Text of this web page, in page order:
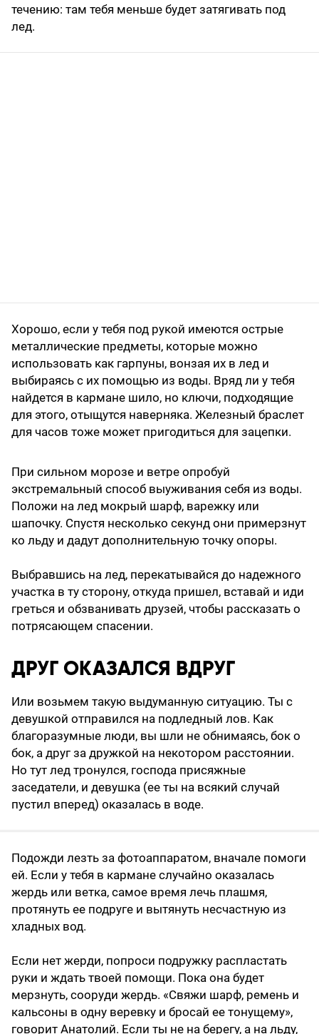
течению: там тебя меньше будет затягивать под
лед.
Хорошо, если у тебя под рукой имеются острые
металлические предметы, которые можно
использовать как гарпуны, вонзая их в лед и
выбираясь с их помощью из воды. Вряд ли у тебя
найдется в кармане шило, но ключи, подходящие
для этого, отыщутся наверняка. Железный браслет
для часов тоже может пригодиться для зацепки.
При сильном морозе и ветре опробуй
экстремальный способ выуживания себя из воды.
Положи на лед мокрый шарф, варежку или
шапочку. Спустя несколько секунд они примерзнут
ко льду и дадут дополнительную точку опоры.
Выбравшись на лед, перекатывайся до надежного
участка в ту сторону, откуда пришел, вставай и иди
греться и обзванивать друзей, чтобы рассказать о
потрясающем спасении.
ДРУГ ОКАЗАЛСЯ ВДРУГ
Или возьмем такую выдуманную ситуацию. Ты с
девушкой отправился на подледный лов. Как
благоразумные люди, вы шли не обнимаясь, бок о
бок, а друг за дружкой на некотором расстоянии.
Но тут лед тронулся, господа присяжные
заседатели, и девушка (ее ты на всякий случай
пустил вперед) оказалась в воде.
Подожди лезть за фотоаппаратом, вначале помоги
ей. Если у тебя в кармане случайно оказалась
жердь или ветка, самое время лечь плашмя,
протянуть ее подруге и вытянуть несчастную из
хладных вод.
Если нет жерди, попроси подружку распластать
руки и ждать твоей помощи. Пока она будет
мерзнуть, сооруди жердь. «Свяжи шарф, ремень и
кальсоны в одну веревку и бросай ее тонущему»,
говорит Анатолий. Если ты не на берегу, а на льду,